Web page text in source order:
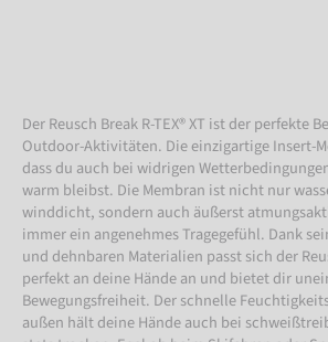
Der Reusch Break R-TEX® XT ist der perfekte
Outdoor-Aktivitäten. Die einzigartige Insert-
dass du auch bei widrigen
warm bleibst. Die Membran ist nicht nur
winddicht, sondern auch äußerst
immer ein angenehmes Tragegefühl. Dank
und dehnbaren Materialien passt sich der
perfekt an deine Hände an und bietet dir
Bewegungsfreiheit. Der schnelle
außen hält deine Hände auch bei